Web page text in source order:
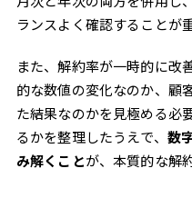
ランスよく確認することが
また、解約率が一時的に改
的な数値の変化なのか、顧
た結果なのかを見極める必
るかを整理したうえで、 数
み解くことが、本質的な解